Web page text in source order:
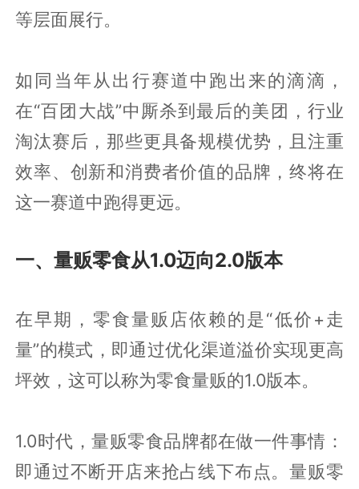
等层面展行。
如同当年从出行赛道中跑出来的滴滴，
在“百团大战”中厮杀到最后的美团，行业
淘汰赛后，那些更具备规模优势，且注重
效率、创新和消费者价值的品牌，终将在
这一赛道中跑得更远。
一、量贩零食从1.0迈向2.0版本
在早期，零食量贩店依赖的是“低价+走
量”的模式，即通过优化渠道溢价实现更高
坪效，这可以称为零食量贩的1.0版本。
1.0时代，量贩零食品牌都在做一件事情：
即通过不断开店来抢占线下布点。量贩零